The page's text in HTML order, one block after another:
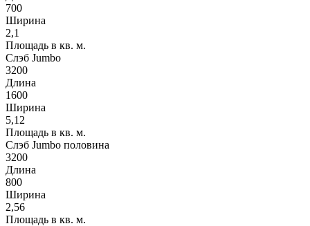
700
Ширина
2,1
Площадь в кв. м.
Слэб Jumbo
3200
Длина
1600
Ширина
5,12
Площадь в кв. м.
Слэб Jumbo половина
3200
Длина
800
Ширина
2,56
Площадь в кв. м.